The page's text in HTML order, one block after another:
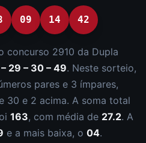
09 14 42
concurso 2910 da Dupla
29 – 30 – 49. Neste sorteio,
s pares e 3 ímpares,
30 e 2 acima. A soma total
163, com média de 27.2. A
e a mais baixa, o 04.